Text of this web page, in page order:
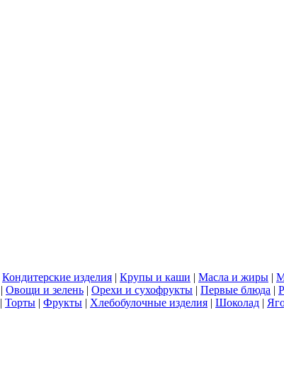
Кондитерские изделия | Крупы и каши | Масла и жиры |
| Овощи и зелень | Орехи и сухофрукты | Первые блюда |
| Торты | Фрукты | Хлебобулочные изделия | Шоколад |